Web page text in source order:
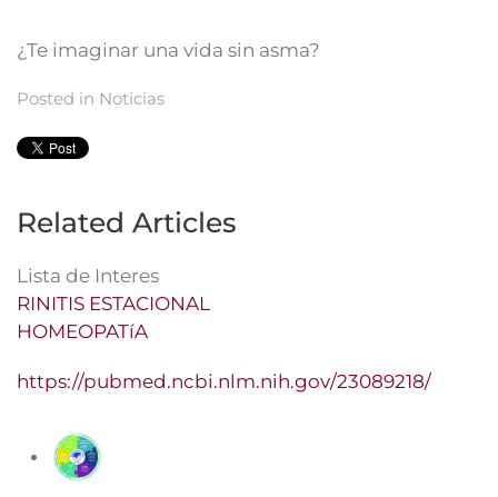
¿Te imaginar una vida sin asma?
Posted in Noticias
Related Articles
Lista de Interes
RINITIS ESTACIONAL
HOMEOPATíA
https://pubmed.ncbi.nlm.nih.gov/23089218/